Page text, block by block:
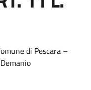
di Pescara –